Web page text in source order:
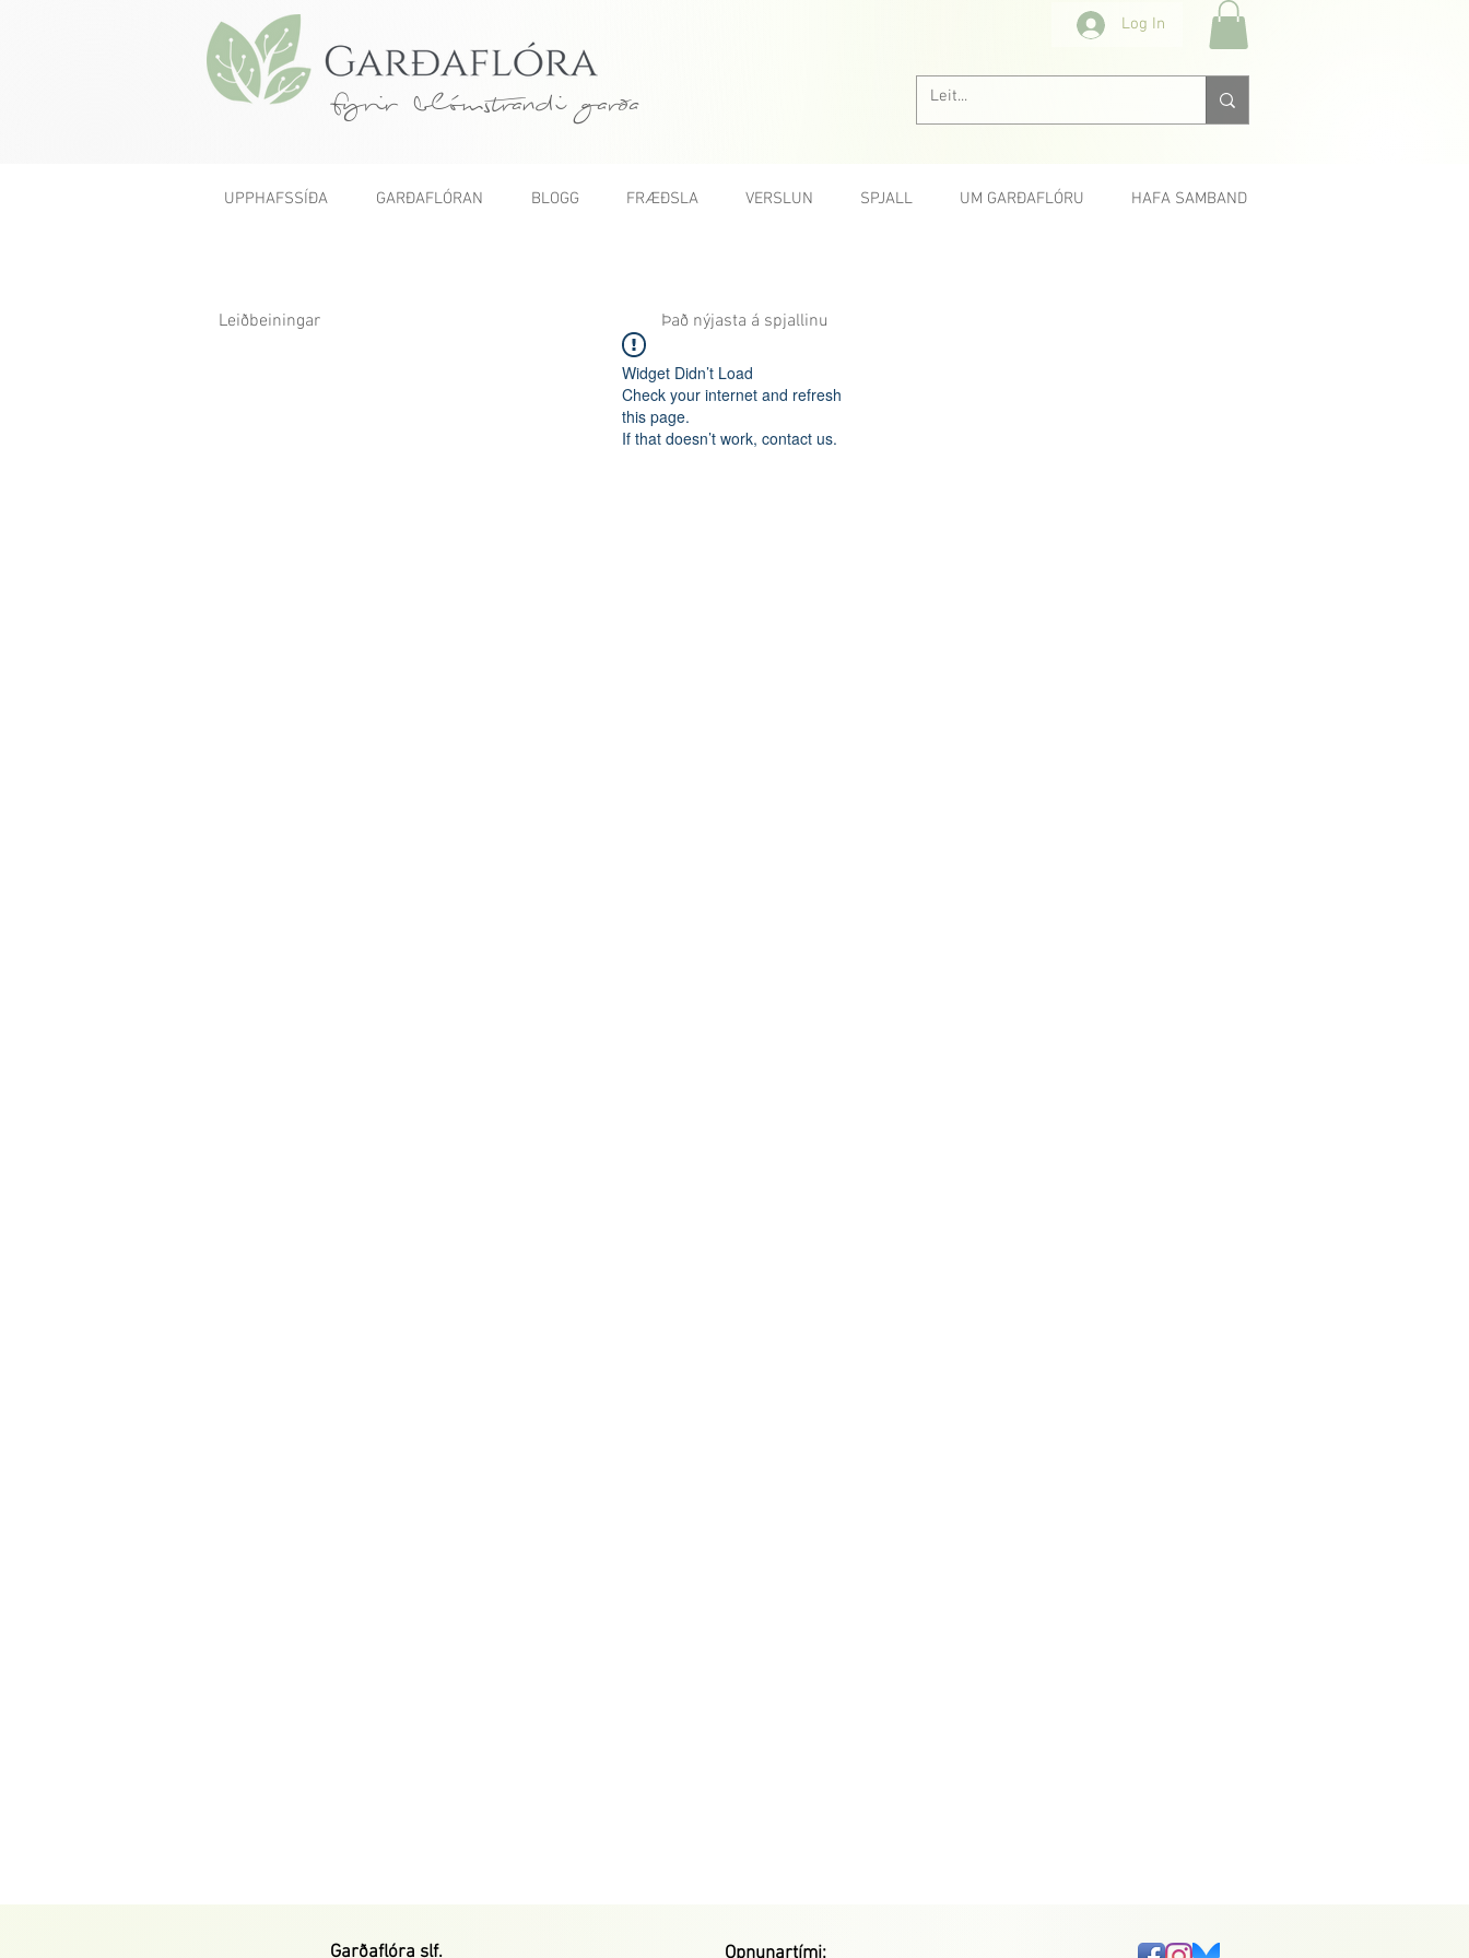
fyrir blómstrandi garða
Log In
UPPHAFSSÍÐA GARÐAFLÓRAN BLOGG FRÆÐSLA VERSLUN SPJALL UM GARÐAFLÓRU HAFA SAMBAND
Leiðbeiningar Það nýjasta á spjallinu
Widget Didn’t Load
Check your internet and refresh
this page.
If that doesn’t work, contact us.
Garðaflóra slf.